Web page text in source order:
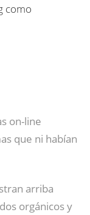
como
on-line
que ni habían
arriba
orgánicos y